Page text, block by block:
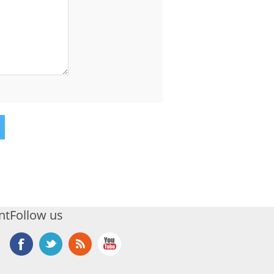
Follow us